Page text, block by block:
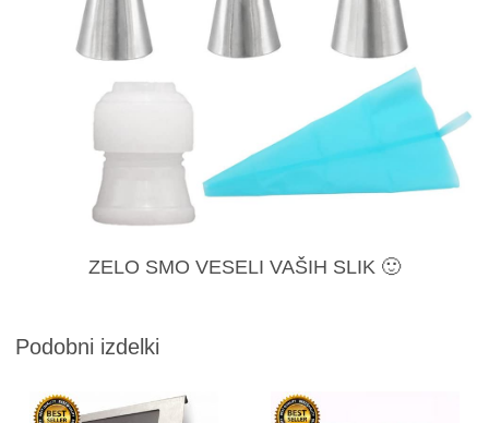
ZELO SMO VESELI VAŠIH SLIK 🙂
Podobni izdelki